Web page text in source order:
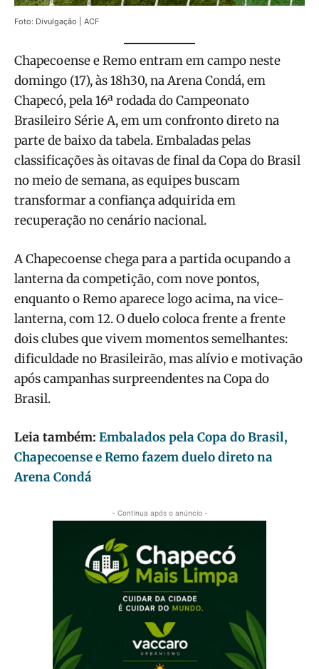
Foto: Divulgação | ACF
Chapecoense e Remo entram em campo neste
domingo (17), às 18h30, na Arena Condá, em
Chapecó, pela 16ª rodada do Campeonato
Brasileiro Série A, em um confronto direto na
parte de baixo da tabela. Embaladas pelas
classificações às oitavas de final da Copa do Brasil
no meio de semana, as equipes buscam
transformar a confiança adquirida em
recuperação no cenário nacional.
A Chapecoense chega para a partida ocupando a
lanterna da competição, com nove pontos,
enquanto o Remo aparece logo acima, na vice-
lanterna, com 12. O duelo coloca frente a frente
dois clubes que vivem momentos semelhantes:
dificuldade no Brasileirão, mas alívio e motivação
após campanhas surpreendentes na Copa do
Brasil.
Leia também: Embalados pela Copa do Brasil,
Chapecoense e Remo fazem duelo direto na
Arena Condá
- Continua após o anúncio -